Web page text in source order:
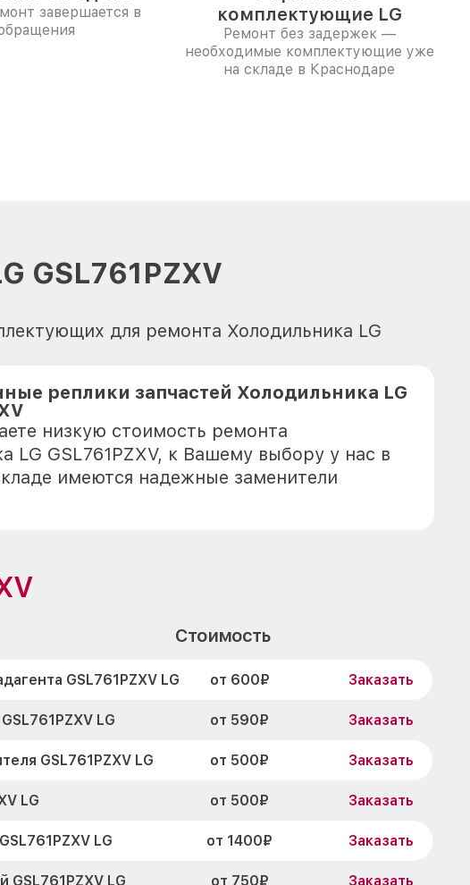
завершается в
комплектующие LG
Ремонт без задержек —
необходимые комплектующие уже
на складе в Краснодаре
GSL761PZXV
для ремонта Холодильника LG
реплики запчастей Холодильника LG
низкую стоимость ремонта
LG GSL761PZXV, к Вашему выбору у нас в
имеются надежные заменители
Стоимость
GSL761PZXV LG от 600₽ Заказать
LG от 590₽ Заказать
GSL761PZXV LG от 500₽ Заказать
LG от 500₽ Заказать
LG от 1400₽ Заказать
LG от 750₽ Заказать